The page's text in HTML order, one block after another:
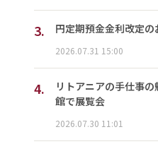
3. 円定期預金金利改定の
2026.07.31 15:00
4.
リトアニアの手仕事
館で展覧会
2026.07.30 11:01